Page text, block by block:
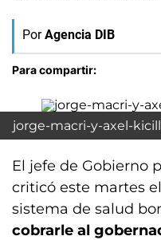
Por Agencia DIB
Para compartir:
jorge-macri-y-axel-
El jefe de Gobierno
criticó este martes
sistema de salud
cobrarle al